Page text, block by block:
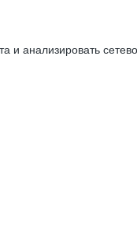
и анализировать